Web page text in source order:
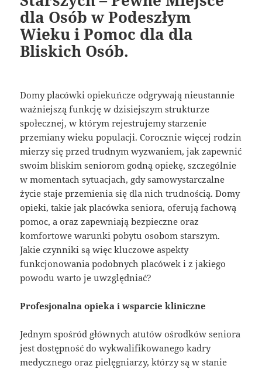
dla Osób w Podeszłym
Wieku i Pomoc dla dla
Bliskich Osób.
Domy placówki opiekuńcze odgrywają nieustannie
ważniejszą funkcję w dzisiejszym strukturze
społecznej, w którym rejestrujemy starzenie
przemiany wieku populacji. Corocznie więcej rodzin
mierzy się przed trudnym wyzwaniem, jak zapewnić
swoim bliskim seniorom godną opiekę, szczególnie
w momentach sytuacjach, gdy samowystarczalne
życie staje przemienia się dla nich trudnością. Domy
opieki, takie jak placówka seniora, oferują fachową
pomoc, a oraz zapewniają bezpieczne oraz
komfortowe warunki pobytu osobom starszym.
Jakie czynniki są więc kluczowe aspekty
funkcjonowania podobnych placówek i z jakiego
powodu warto je uwzględniać?
Profesjonalna opieka i wsparcie kliniczne
Jednym spośród głównych atutów ośrodków seniora
jest dostępność do wykwalifikowanego kadry
medycznego oraz pielęgniarzy, którzy są w stanie